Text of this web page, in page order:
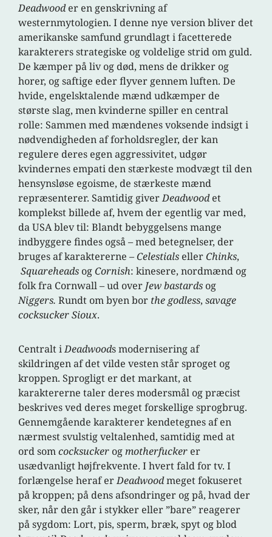
Deadwooder en genskrivning af
westernmytologien. I denne nye version bliver det
amerikanske samfund grundlagt i facetterede
karakterers strategiske og voldelige strid om guld.
De kæmper på liv og død, mens de drikker og
horer, og saftige eder flyver gennem luften. De
hvide, engelsktalende mænd udkæmper de
største slag, men kvinderne spiller en central
rolle: Sammen med mændenes voksende indsigt i
nødvendigheden af forholdsregler, der kan
regulere deres egen aggressivitet, udgør
kvindernes empati den stærkeste modvægt til den
hensynsløse egoisme, de stærkeste mænd
repræsenterer. Samtidig giverDeadwoodet
komplekst billede af, hvem der egentlig var med,
da USA blev til: Blandt bebyggelsens mange
indbyggere findes også – med betegnelser, der
bruges af karaktererne –Celestials ellerChinks,
Squareheads ogCornish: kinesere, nordmænd og
folk fra Cornwall – ud over Jew bastards og
Niggers. Rundt om byen bor the godless, savage
cocksucker Sioux.
Centralt iDeadwoods modernisering af
skildringen af det vilde vesten står sproget og
kroppen. Sprogligt er det markant, at
karaktererne taler deres modersmål og præcist
beskrives ved deres meget forskellige sprogbrug.
Gennemgående karakterer kendetegnes af en
nærmest svulstig veltalenhed, samtidig med at
ord somcocksucker ogmotherfucker er
usædvanligt højfrekvente. I hvert fald for tv. I
forlængelse heraf erDeadwoodmeget fokuseret
på kroppen; på dens afsondringer og på, hvad der
sker, når den går i stykker eller ”bare” reagerer
på sygdom: Lort, pis, sperm, bræk, spyt og blod